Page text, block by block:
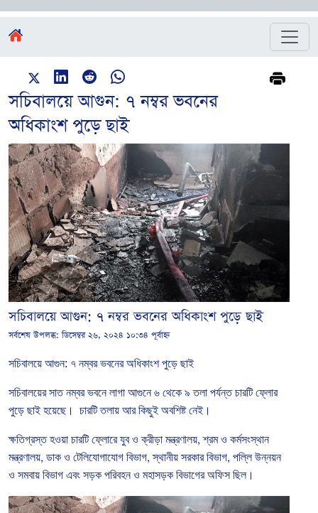
সচিবালয়ে আগুন: ৭ নম্বর ভবনের
অধিকাংশ পুড়ে ছাই
সচিবালয়ে আগুন: ৭ নম্বর ভবনের অধিকাংশ পুড়ে ছাই
সর্বশেষ উপলব্ধ:ডিসেম্বর ২৬, ২০২৪ ১০:৩৪ পূর্বাহ্ন
সচিবালয়ে আগুন: ৭ নম্বর ভবনের অধিকাংশ পুড়ে ছাই
সচিবালয়ের সাত নম্বর ভবনে লাগা আগুনে ৬ থেকে ৯ তলা পর্যন্ত চারটি ফ্লোর
পুড়ে ছাই হয়েছে। চারটি তলায় আর কিছুই অবশিষ্ট নেই।
ক্ষতিগ্রস্ত হওয়া চারটি ফ্লোরে যুব ও ক্রীড়া মন্ত্রণালয়,শ্রম ও কর্মসংস্থান
মন্ত্রণালয়, ডাক ও টেলিযোগাযোগ বিভাগ,স্থানীয় সরকার বিভাগ, পল্লি উন্নয়ন
ও সমবায় বিভাগ এবং সড়ক পরিবহন ও মহাসড়ক বিভাগের অফিস ছিল।